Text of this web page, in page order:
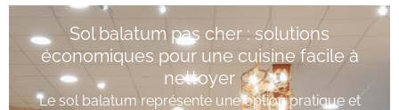
Sol balatum pas cher : solutions
économiques pour une cuisine facile à
nettoyer
Le sol balatum représente une option pratique et